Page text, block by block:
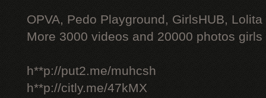
OPVA, Pedo Playground, GirlsHUB, Lolita
More 3000 videos and 20000 photos
h**p://put2.me/muhcsh
h**p://citly.me/47kMX